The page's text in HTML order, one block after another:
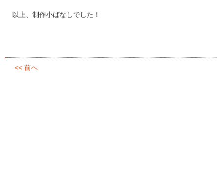
以上、制作小ばなしでした！
<< 前へ